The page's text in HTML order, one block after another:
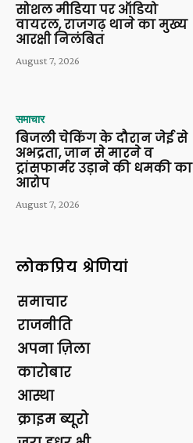
सोशल मीडिया पर ऑडियो
वायरल, राजगढ़ थाने का मुख्य
आरक्षी निलंबित
August 7, 2026
समाचार
बिजली चेकिंग के दौरान जेई से
अभद्रता, जान से मारने व
ट्रांसफार्मर उड़ाने की धमकी का
आरोप
August 7, 2026
लोकप्रिय श्रेणियां
समाचार
राजनीति
अपना ज़िला
कारोबार
आस्था
क्राइम ब्यूरो